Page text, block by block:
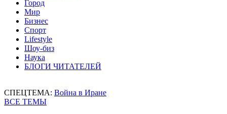
Город
Мир
Бизнес
Спорт
Lifestyle
Шоу-биз
Наука
БЛОГИ ЧИТАТЕЛЕЙ
СПЕЦТЕМА: Война в Иране
ВСЕ ТЕМЫ